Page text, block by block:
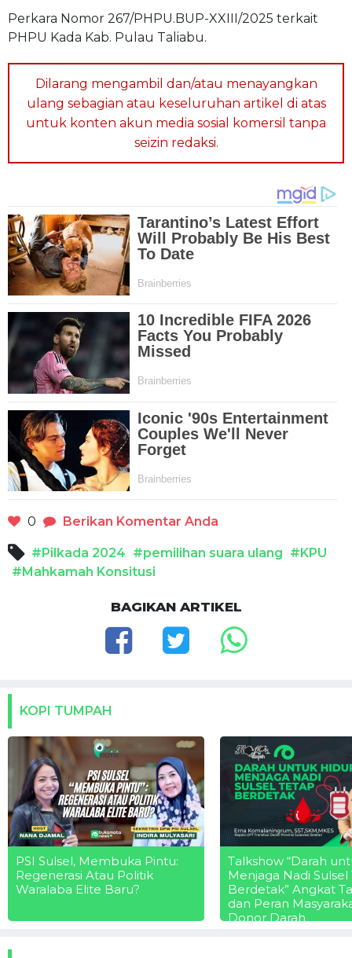
Perkara Nomor 267/PHPU.BUP-XXIII/2025 terkait
PHPU Kada Kab. Pulau Taliabu.
Dilarang mengambil dan/atau menayangkan
ulang sebagian atau keseluruhan artikel di atas
untuk konten akun media sosial komersil tanpa
seizin redaksi.
0 Berikan Komentar Anda
#Pilkada 2024 #pemilihan suara ulang #KPU
#Mahkamah Konsitusi
BAGIKAN ARTIKEL
KOPI TUMPAH
PSI Sulsel, Membuka Pintu:
Regenerasi Atau Politik
Waralaba Elite Baru?
Talkshow “Darah
Menjaga Nadi Sulsel
Berdetak” Angkat
dan Peran
Donor Darah